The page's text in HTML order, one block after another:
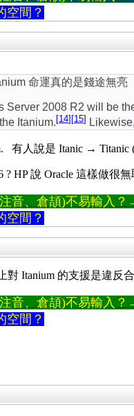
空間？
命運真的是錢途無亮
Server 2008 R2 will be
Itanium. [14] [15] Likewise,
有人說是 Itanic → Titanic
? HP 說 Oracle 這樣做很
音、倉頡)不易輸入？
空間？
對 Itanium 的支援是違反
音、倉頡)不易輸入？
空間？